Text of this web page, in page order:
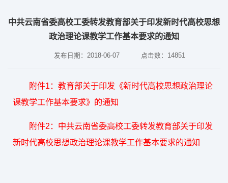
中共云南省委高校工委转发教育部关于印发新时代高校思想
政治理论课教学工作基本要求的通知
发布日期：2018-06-07 点击数： 14851
附件1：教育部关于印发《新时代高校思想政治理论
课教学工作基本要求》的通知
附件2：中共云南省委高校工委转发教育部关于印发
新时代高校思想政治理论课教学工作基本要求的通知